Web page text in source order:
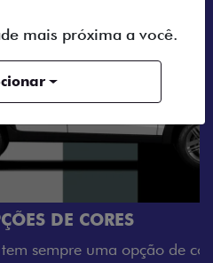
opção de cor que é a
mais próxima a você.